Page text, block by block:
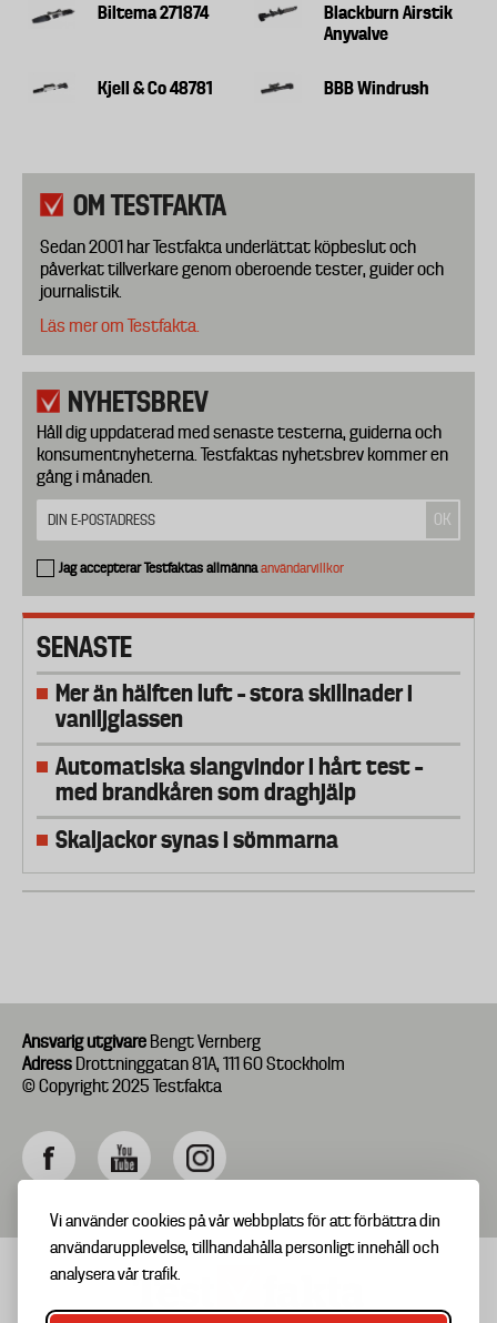
Vi använder cookies på vår webbplats för att förbättra din
användarupplevelse, tillhandahålla personligt innehåll och
analysera vår trafik.
Biltema 271874
Blackburn Airstik
Anyvalve
Kjell & Co 48781 BBB Windrush
OM TESTFAKTA
Sedan 2001 har Testfakta underlättat köpbeslut och
påverkat tillverkare genom oberoende tester, guider och
journalistik.
Läs mer om Testfakta.
NYHETSBREV
Håll dig uppdaterad med senaste testerna, guiderna och
konsumentnyheterna. Testfaktas nyhetsbrev kommer en
gång i månaden.
Jag accepterar Testfaktas allmännaanvändarvillkor
SENASTE
Mer än hälften luft – stora skillnader i
vaniljglassen
Automatiska slangvindor i hårt test –
med brandkåren som draghjälp
Skaljackor synas i sömmarna
Ansvarig utgivare Bengt Vernberg
Adress Drottninggatan 81A, 111 60 Stockholm
© Copyright 2025 Testfakta